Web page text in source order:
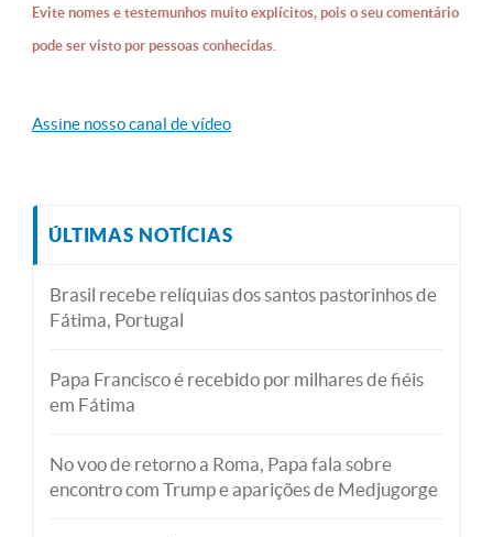
Evite nomes e testemunhos muito explícitos, pois o seu comentário
pode ser visto por pessoas conhecidas.
Assine nosso canal de vídeo
ÚLTIMAS NOTÍCIAS
Brasil recebe relíquias dos santos pastorinhos de
Fátima, Portugal
Papa Francisco é recebido por milhares de fiéis
em Fátima
No voo de retorno a Roma, Papa fala sobre
encontro com Trump e aparições de Medjugorge